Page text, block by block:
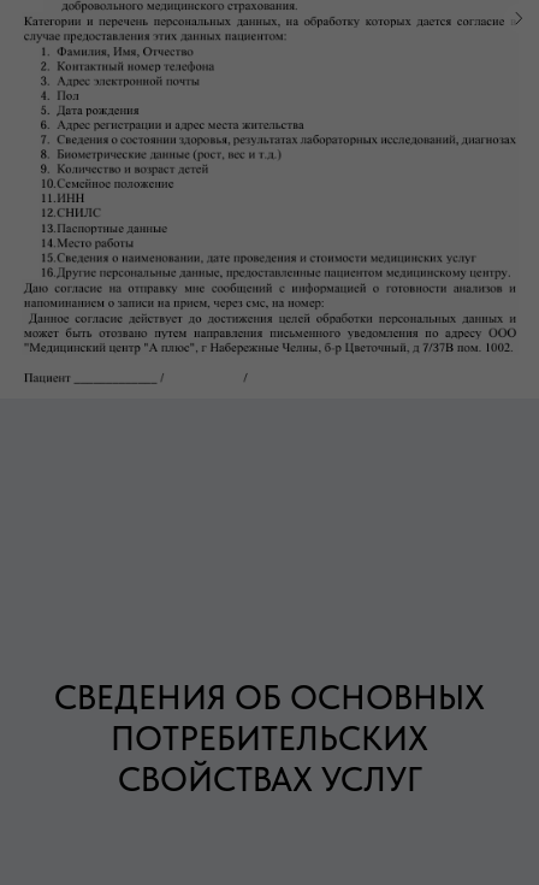
СВЕДЕНИЯ ОБ ОСНОВНЫХ
ПОТРЕБИТЕЛЬСКИХ
СВОЙСТВАХ УСЛУГ